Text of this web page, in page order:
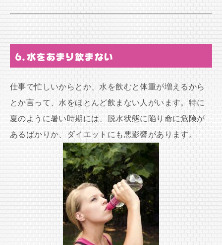
6.水をあまり飲まない
仕事で忙しいからとか、水を飲むと体重が増えるから
とか言って、水をほとんど飲まない人がいます。特に
夏のように暑い時期には、脱水状態に陥り命に危険が
あるばかりか、ダイエットにも悪影響があります。